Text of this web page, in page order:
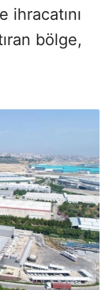
ihracatını
bölge,